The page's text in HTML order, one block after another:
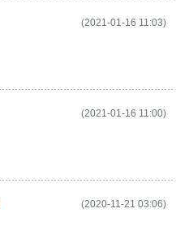
(2021-01-16 11:03)
(2021-01-16 11:00)
(2020-11-21 03:06)